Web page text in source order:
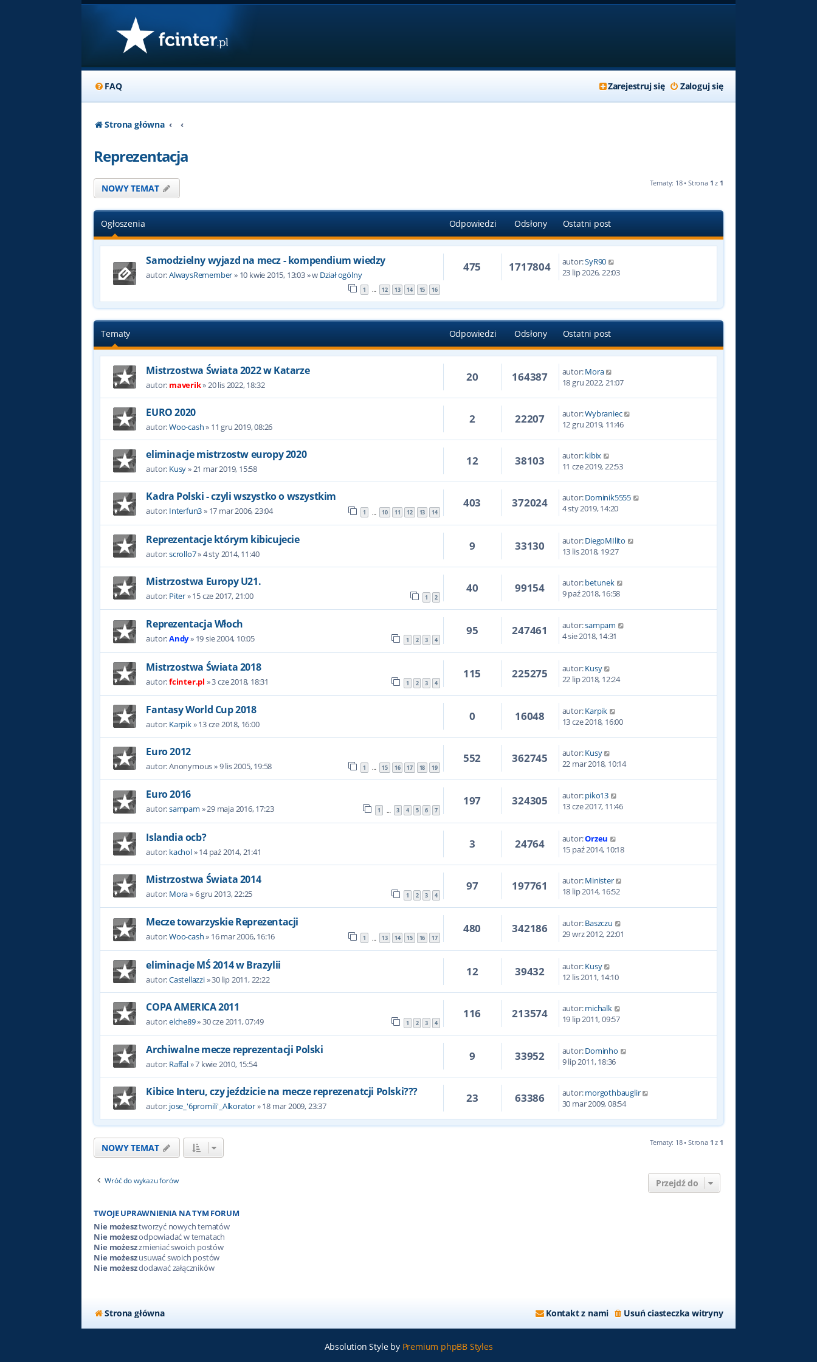
FAQ Zaloguj się
Zarejestruj się
Strona główna
Reprezentacja
NOWY TEMAT Tematy: 18 • Strona 1 z 1
Ogłoszenia Odpowiedzi Odsłony Ostatni post
Samodzielny wyjazd na mecz - kompendium wiedzy
autor:AlwaysRemember» 10 kwie 2015, 13:03» w Dział ogólny
1 … 12 13 14 15 16
475 1717804 autor:SyR90
23 lip 2026, 22:03
Tematy Odpowiedzi Odsłony Ostatni post
Mistrzostwa Świata 2022 w Katarze
autor: maverik»20 lis 2022, 18:32
20 164387 autor:Mora
18 gru 2022, 21:07
EURO 2020
autor:Woo-cash» 11 gru 2019, 08:26
2 22207 autor:Wybraniec
12 gru 2019, 11:46
eliminacje mistrzostw europy 2020
autor: Kusy»21 mar 2019, 15:58
12 38103 autor:kibix
11 cze 2019, 22:53
Kadra Polski - czyli wszystko o wszystkim
autor: Interfun3» 17 mar 2006, 23:04 1 … 10 11 12 13 14
403 372024 autor:Dominik5555
4 sty 2019, 14:20
Reprezentacje którym kibicujecie
autor:scrollo7»4 sty 2014, 11:40
9 33130 autor:DiegoMIlito
13 lis 2018, 19:27
Mistrzostwa Europy U21.
autor: Piter»15 cze 2017, 21:00 1 2
40 99154 autor:betunek
9 paź 2018, 16:58
Reprezentacja Włoch
autor:Andy» 19 sie 2004, 10:05 1 2 3 4
95 247461 autor:sampam
4 sie 2018, 14:31
Mistrzostwa Świata 2018
autor:fcinter.pl »3 cze 2018, 18:31 1 2 3 4
115 225275 autor:Kusy
22 lip 2018, 12:24
Fantasy World Cup 2018
autor: Karpik»13 cze 2018, 16:00
0 16048 autor:Karpik
13 cze 2018, 16:00
Euro 2012
autor:Anonymous»9 lis 2005, 19:58 1 … 15 16 17 18 19
552 362745 autor:Kusy
22 mar 2018, 10:14
Euro 2016
autor:sampam »29 maja 2016, 17:23 1 … 3 4 5 6 7
197 324305 autor:piko13
13 cze 2017, 11:46
Islandia ocb?
autor: kachol»14 paź 2014, 21:41
3 24764 autor:Orzeu
15 paź 2014, 10:18
Mistrzostwa Świata 2014
autor: Mora»6 gru 2013, 22:25 1 2 3 4
97 197761 autor:Minister
18 lip 2014, 16:52
Mecze towarzyskie Reprezentacji
autor:Woo-cash» 16 mar 2006, 16:16 1 … 13 14 15 16 17
480 342186 autor:Baszczu
29 wrz 2012, 22:01
eliminacje MŚ 2014 w Brazylii
autor:Castellazzi»30 lip 2011, 22:22
12 39432 autor:Kusy
12 lis 2011, 14:10
COPA AMERICA 2011
autor:elche89»30 cze 2011, 07:49 1 2 3 4
116 213574 autor:michalk
19 lip 2011, 09:57
Archiwalne mecze reprezentacji Polski
autor: Raffal»7 kwie 2010, 15:54
9 33952 autor:Dominho
9 lip 2011, 18:36
Kibice Interu, czy jeździcie na mecze reprezenatcji Polski???
autor: jose_'6promili'_Alkorator»18 mar 2009, 23:37
23 63386 autor:morgothbauglir
30 mar 2009, 08:54
NOWY TEMAT Tematy: 18 • Strona 1 z 1
Wróć do wykazu forów Przejdź do
TWOJE UPRAWNIENIA NA TYM FORUM
Nie możesztworzyć nowych tematów
Nie możeszodpowiadać w tematach
Nie możeszzmieniać swoich postów
Nie możeszusuwać swoich postów
Nie możeszdodawać załączników
Strona główna Usuń ciasteczka witryny
Kontakt z nami
Absolution Style by Premium phpBB Styles